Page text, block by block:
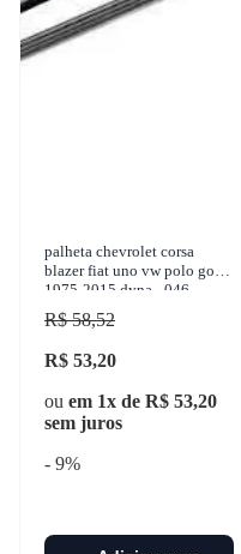
palheta chevrolet corsa
blazer fiat uno vw polo golf
1975-2015 dyna - 046
R$ 58,52
R$ 53,20
ou em 1x de R$ 53,20
sem juros
- 9%